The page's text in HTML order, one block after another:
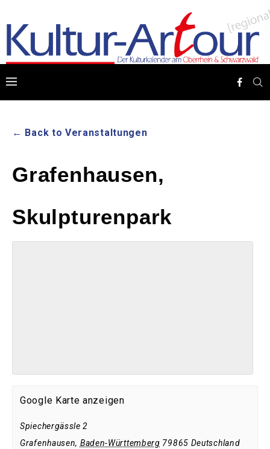
← Back to Veranstaltungen
Grafenhausen,
Skulpturenpark
Google Karte anzeigen
Spiechergässle 2
Grafenhausen, Baden-Württemberg 79865 Deutschland